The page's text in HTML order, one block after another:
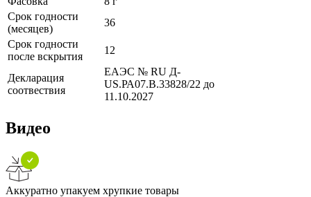
Срок годности
(месяцев)
36
Срок годности
после вскрытия
12
Декларация
соотвествия
ЕАЭС № RU Д-
US.РА07.B.33828/22 до
11.10.2027
Видео
Аккуратно упакуем хрупкие товары